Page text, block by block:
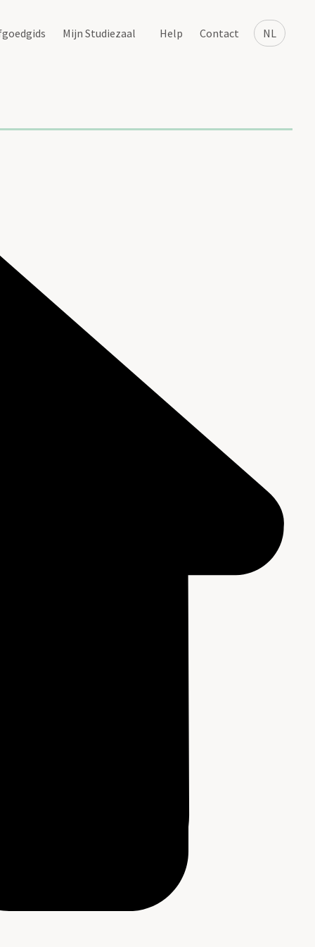
NL
Mijn Studiezaal Help Contact